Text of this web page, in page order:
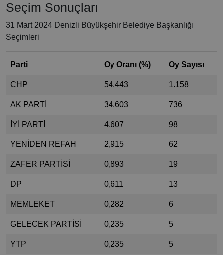
Seçim Sonuçları
31 Mart 2024 Denizli Büyükşehir Belediye Başkanlığı
Seçimleri
Parti Oy Oranı (%) Oy Sayısı
CHP 54,443 1.158
AK PARTİ 34,603 736
İYİ PARTİ 4,607 98
YENİDEN REFAH 2,915 62
ZAFER PARTİSİ 0,893 19
DP 0,611 13
MEMLEKET 0,282 6
GELECEK PARTİSİ 0,235 5
YTP 0,235 5